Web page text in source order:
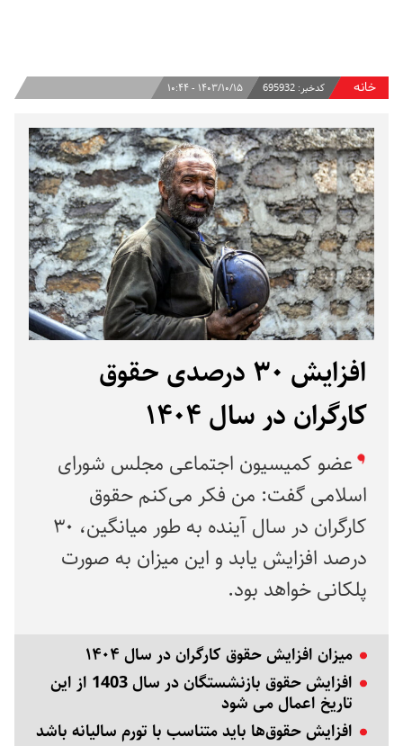
خانه کدخبر: 695932 ۱۴۰۳/۱۰/۱۵ - ۱۰:۴۴
افزایش ۳۰ درصدی حقوق
کارگران در سال ۱۴۰۴
عضو کمیسیون اجتماعی مجلس شورای
اسلامی گفت: من فکر می‌کنم حقوق
کارگران در سال آینده به طور میانگین، ۳۰
درصد افزایش یابد و این میزان به صورت
پلکانی خواهد بود.
میزان افزایش حقوق کارگران در سال ۱۴۰۴
افزایش حقوق بازنشستگان در سال 1403 از این
تاریخ اعمال می شود
افزایش حقوق‌ها باید متناسب با تورم سالیانه باشد